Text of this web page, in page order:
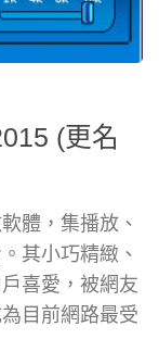
(更名
體，集播放、
其小巧精緻、
喜愛，被網友
目前網路最受